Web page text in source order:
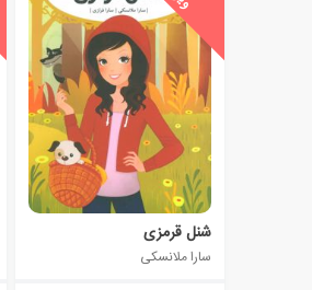
شنل قرمزی
سارا ملانسکی